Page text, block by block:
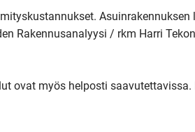
Asuinrakennuksen
Rakennusanalyysi / rkm Harri
ovat myös helposti saavutettavissa.